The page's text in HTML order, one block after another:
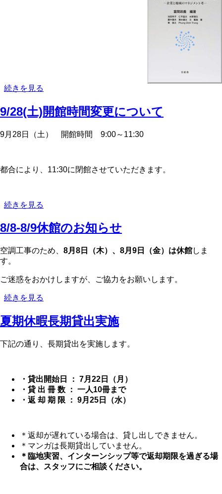
11/7(木)
者
と
語
ろ
催
続きを見る
9/28(土)開館時間変更について
9月28日（土） 開館時間 9:00～11:30
都合により、11:30に閉館させていただきます。
9/28(土)
館
時
間
変
更
に
い
の
続きを見る
8/8-8/9休館のお知らせ
空調工事のため、 8月8日（木）、8月9日（金）は休館しま
す。
ご迷惑をおかけしますが、ご協力をお願いします。
8/8-
休
館
お
続きを見る
夏期休暇長期貸出実施
下記の通り、長期貸出を実施します。
・貸出開始日 ： 7月22日（月）
・貸 出 冊 数 ： 一人10冊まで
・返 却 期 限 ： 9月25日（水）
＊返却が遅れている場合は、貸し出しできません。
＊マンガは長期貸出していません。
＊臨地実習、インターンシップ等で返却期限を過ぎる場
合は、スタッフにご相談ください。